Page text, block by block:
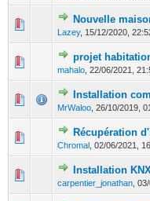
Nouvelle
Lazey, 15/12/2020,
0 Votes - 0
projet
mahalo 22/06/2021,
0 Votes - 0
Installation
MrWaloo 26/10/2019,
0 Votes - 0
Récupération
Chromal 02/06/2021,
0 Votes - 0
Installation
carpentier_jonathan
0 Votes - 0